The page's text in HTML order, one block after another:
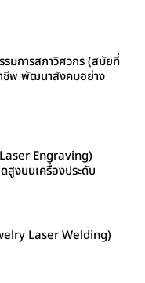
มการสภาวิศวกร (สมัยที่
ชีพ พัฒนาสังคมอย่าง
Engraving)
สูงบนเครื่องประดับ
Laser Welding)